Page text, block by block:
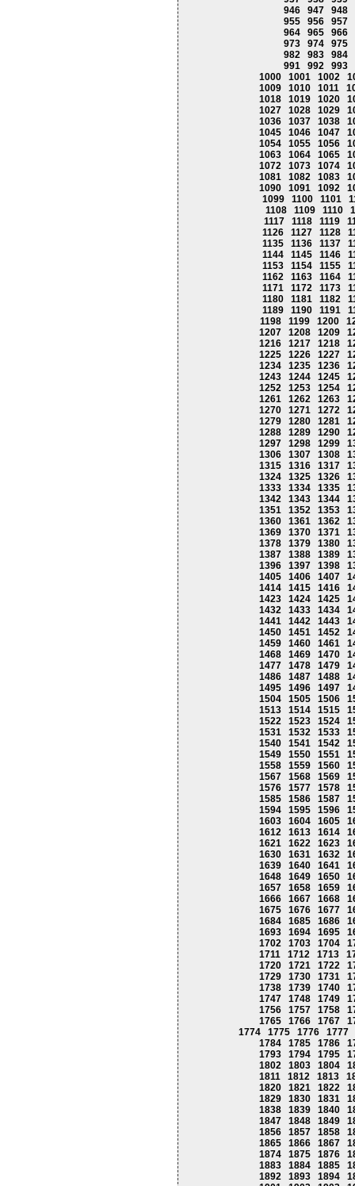
946
947
948
955
956
957
964
965
966
973
974
975
982
983
984
991
992
993
1000
1001 1002
1009
1010 1011
1018
1019 1020
1027
1028 1029
1036
1037 1038
1045
1046 1047
1054
1055 1056
1063
1064 1065
1072
1073 1074
1081
1082 1083
1090
1091 1092
1099
1100 1101
1108
1109 1110
1117
1118 1119
1126
1127 1128
1135
1136 1137
1144
1145 1146
1153
1154 1155
1162
1163 1164
1171
1172 1173
1180
1181 1182
1189
1190 1191
1198
1199 1200
1207
1208 1209
1216
1217 1218
1225
1226 1227
1234
1235 1236
1243
1244 1245
1252
1253 1254
1261
1262 1263
1270
1271 1272
1279
1280 1281
1288
1289 1290
1297
1298 1299
1306
1307 1308
1315
1316 1317
1324
1325 1326
1333
1334 1335
1342
1343 1344
1351
1352 1353
1360
1361 1362
1369
1370 1371
1378
1379 1380
1387
1388 1389
1396
1397 1398
1405
1406 1407
1414
1415 1416
1423
1424 1425
1432
1433 1434
1441
1442 1443
1450
1451 1452
1459
1460 1461
1468
1469 1470
1477
1478 1479
1486
1487 1488
1495
1496 1497
1504
1505 1506
1513
1514 1515
1522
1523 1524
1531
1532 1533
1540
1541 1542
1549
1550 1551
1558
1559 1560
1567
1568 1569
1576
1577 1578
1585
1586 1587
1594
1595 1596
1603
1604 1605
1612
1613 1614
1621
1622 1623
1630
1631 1632
1639
1640 1641
1648
1649 1650
1657
1658 1659
1666
1667 1668
1675
1676 1677
1684
1685 1686
1693
1694 1695
1702
1703 1704
1711
1712 1713
1720
1721 1722
1729
1730 1731
1738
1739 1740
1747
1748 1749
1756
1757 1758
1765
1766 1767
1774
1775 1776
1777
1784
1785 1786
1793
1794 1795
1802
1803 1804
1811
1812 1813
1820
1821 1822
1829
1830 1831
1838
1839 1840
1847
1848 1849
1856
1857 1858
1865
1866 1867
1874
1875 1876
1883
1884 1885
1892
1893 1894